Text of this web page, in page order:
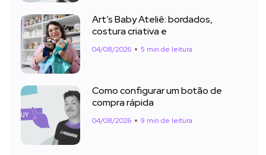
Art’s Baby Ateliê: bordados,
costura criativa e
04/08/2026 5 min de leitura
Como configurar um botão de
compra rápida
04/08/2026 9 min de leitura